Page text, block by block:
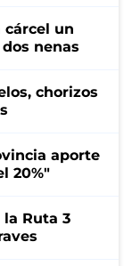
cárcel un
nenas
chorizos
aporte
20%"
Ruta 3